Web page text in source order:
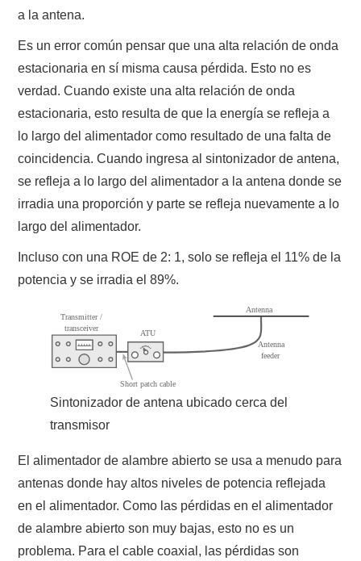
a la antena.
Es un error común pensar que una alta relación de onda
estacionaria en sí misma causa pérdida. Esto no es
verdad. Cuando existe una alta relación de onda
estacionaria, esto resulta de que la energía se refleja a
lo largo del alimentador como resultado de una falta de
coincidencia. Cuando ingresa al sintonizador de antena,
se refleja a lo largo del alimentador a la antena donde se
irradia una proporción y parte se refleja nuevamente a lo
largo del alimentador.
Incluso con una ROE de 2: 1, solo se refleja el 11% de la
potencia y se irradia el 89%.
Sintonizador de antena ubicado cerca del
transmisor
El alimentador de alambre abierto se usa a menudo para
antenas donde hay altos niveles de potencia reflejada
en el alimentador. Como las pérdidas en el alimentador
de alambre abierto son muy bajas, esto no es un
problema. Para el cable coaxial, las pérdidas son